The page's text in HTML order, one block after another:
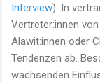
Interview). In
Vertreter:innen
Alawit:innen oder
Tendenzen ab.
wachsenden